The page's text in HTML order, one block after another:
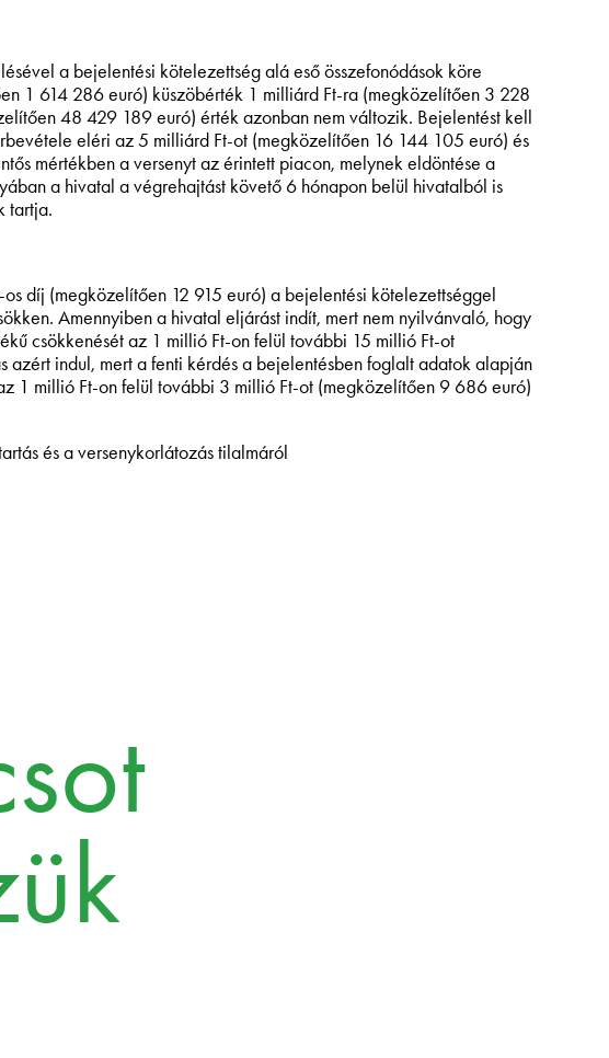
a bejelentési kötelezettség alá eső összefonódások köre
1 614 286 euró) küszöbérték 1 milliárd Ft-ra (megközelítően 3 228
48 429 189 euró) érték azonban nem változik. Bejelentést kell
eléri az 5 milliárd Ft-ot (megközelítően 16 144 105 euró) és
mértékben a versenyt az érintett piacon, melynek eldöntése a
a hivatal a végrehajtást követő 6 hónapon belül hivatalból is
tartja.
díj (megközelítően 12 915 euró) a bejelentési kötelezettséggel
Amennyiben a hivatal eljárást indít, mert nem nyilvánvaló, hogy
csökkenését az 1 millió Ft-on felül további 15 millió Ft-ot
indul, mert a fenti kérdés a bejelentésben foglalt adatok alapján
1 millió Ft-on felül további 3 millió Ft-ot (megközelítően 9 686 euró)
és a versenykorlátozás tilalmáról